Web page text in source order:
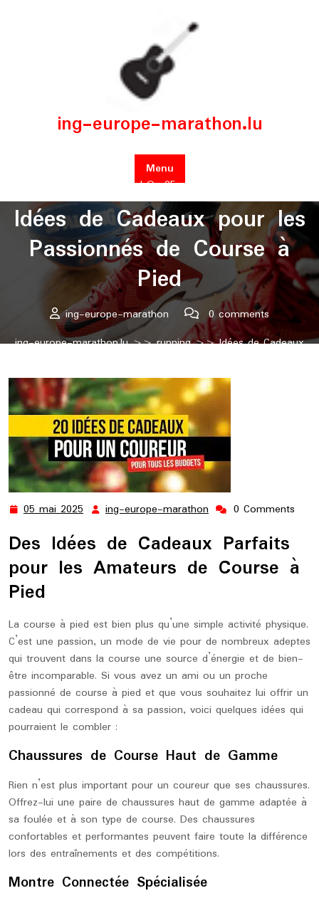
ing-europe-marathon.lu
Menu
Posted On 05 mai 2025
Idées de Cadeaux pour les
Passionnés de Course à
Pied
ing-europe-marathon
0 comments
ing-europe-marathon.lu>>running>> Idées de Cadeaux
05 mai 2025 05
2025
ing-europe-marathon ing-
marathon
0 Comments
Des Idées de Cadeaux Parfaits
pour les Amateurs de Course à
Pied
La course à pied est bien plus qu’une simple activité physique.
C’est une passion, un mode de vie pour de nombreux adeptes
qui trouvent dans la course une source d’énergie et de bien-
être incomparable. Si vous avez un ami ou un proche
passionné de course à pied et que vous souhaitez lui offrir un
cadeau qui correspond à sa passion, voici quelques idées qui
pourraient le combler :
Chaussures de Course Haut de Gamme
Rien n’est plus important pour un coureur que ses chaussures.
Offrez-lui une paire de chaussures haut de gamme adaptée à
sa foulée et à son type de course. Des chaussures
confortables et performantes peuvent faire toute la différence
lors des entraînements et des compétitions.
Montre Connectée Spécialisée